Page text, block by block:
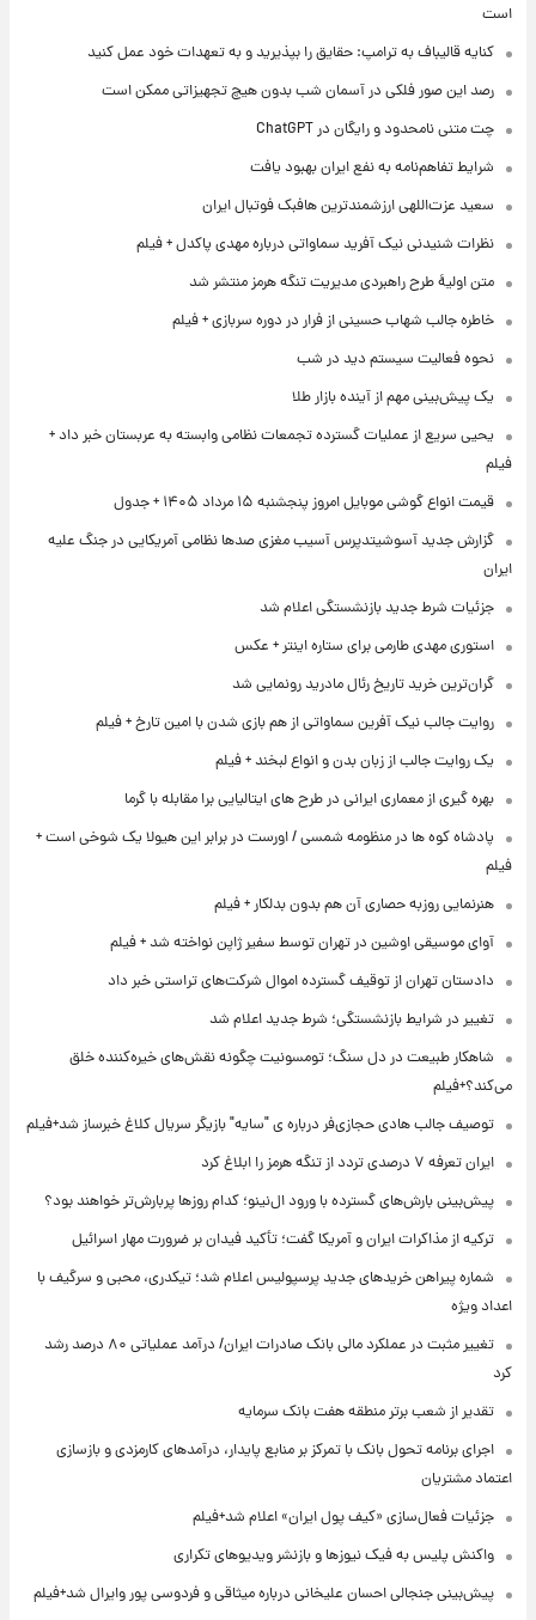
است
کنایه قالیباف به ترامپ: حقایق را بپذیرید و به تعهدات خود عمل کنید
رصد این صور فلکی در آسمان شب بدون هیچ تجهیزاتی ممکن است
چت متنی نامحدود و رایگان در ChatGPT
شرایط تفاهم‌نامه به نفع ایران بهبود یافت
سعید عزت‌اللهی ارزشمندترین هافبک فوتبال ایران
نظرات شنیدنی نیک آفرید سماواتی درباره مهدی پاکدل + فیلم
متن اولیۀ طرح راهبردی مدیریت تنگه هرمز منتشر شد
خاطره جالب شهاب حسینی از فرار در دوره سربازی + فیلم
نحوه فعالیت سیستم دید در شب
یک پیش‌بینی مهم از آینده بازار طلا
یحیی سریع از عملیات گسترده تجمعات نظامی وابسته به عربستان خبر داد +
فیلم
قیمت انواع گوشی موبایل امروز پنجشنبه ۱۵ مرداد ۱۴۰۵ + جدول
گزارش جدید آسوشیتدپرس آسیب مغزی صدها نظامی آمریکایی در جنگ علیه
ایران
جزئیات شرط جدید بازنشستگی اعلام شد
استوری مهدی طارمی برای ستاره اینتر + عکس
گران‌ترین خرید تاریخ رئال مادرید رونمایی شد
روایت جالب نیک آفرین سماواتی از هم بازی شدن با امین تارخ + فیلم
یک روایت جالب از زبان بدن و انواع لبخند + فیلم
بهره گیری از معماری ایرانی در طرح های ایتالیایی برا مقابله با گرما
پادشاه کوه ها در منظومه شمسی / اورست در برابر این هیولا یک شوخی است +
فیلم
هنرنمایی روزبه حصاری آن هم بدون بدلکار + فیلم
آوای موسیقی اوشین در تهران توسط سفیر ژاپن نواخته شد + فیلم
دادستان تهران از توقیف گسترده اموال شرکت‌های تراستی خبر داد
تغییر در شرایط بازنشستگی؛ شرط جدید اعلام شد
شاهکار طبیعت در دل سنگ؛ تومسونیت چگونه نقش‌های خیره‌کننده خلق
می‌کند؟+فیلم
توصیف جالب هادی حجازی‌فر درباره ی "سایه" بازیگر سریال کلاغ خبرساز شد+فیلم
ایران تعرفه ۷ درصدی تردد از تنگه هرمز را ابلاغ کرد
پیش‌بینی بارش‌های گسترده با ورود ال‌نینو؛ کدام روزها پربارش‌تر خواهند بود؟
ترکیه از مذاکرات ایران و آمریکا گفت؛ تأکید فیدان بر ضرورت مهار اسرائیل
شماره پیراهن خریدهای جدید پرسپولیس اعلام شد؛ تیکدری، محبی و سرگیف با
اعداد ویژه
تغییر مثبت در عملکرد مالی بانک صادرات ایران/ درآمد عملیاتی ۸۰ درصد رشد
کرد
تقدیر از شعب برتر منطقه هفت بانک سرمایه
اجرای برنامه تحول بانک با تمرکز بر منابع پایدار، درآمدهای کارمزدی و بازسازی
اعتماد مشتریان
جزئیات فعال‌سازی «کیف پول ایران» اعلام شد+فیلم
واکنش پلیس به فیک نیوزها و بازنشر ویدیوهای تکراری
پیش‌بینی جنجالی احسان علیخانی درباره میثاقی و فردوسی پور وایرال شد+فیلم